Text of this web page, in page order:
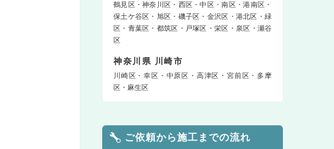
鶴見区 神奈川区 西区 中区 南区
港南区
保土ケ谷区
旭区 磯子区 金沢区 港北区
緑
区
青葉区 都筑区 戸塚区 栄区 泉区
瀬谷
区
神奈川県 川崎市
川崎区 幸区 中原区 高津区 宮前区
多摩
区
麻生区
ご依頼から施工までの流れ